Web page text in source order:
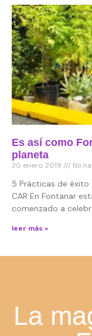
Es así como
planeta
30 enero, 2019 No
5 Prácticas de
CAR En Fontanar
comenzado a
leer más »
La